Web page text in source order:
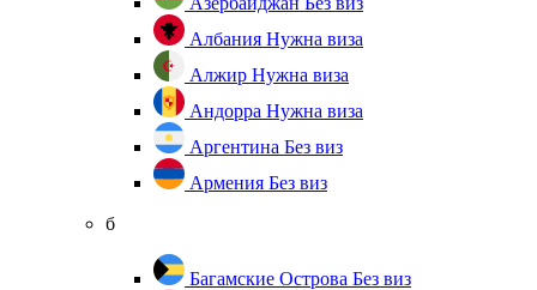
Албания Нужна виза
Алжир Нужна виза
Андорра Нужна виза
Аргентина Без виз
Армения Без виз
б
Багамские Острова Без виз